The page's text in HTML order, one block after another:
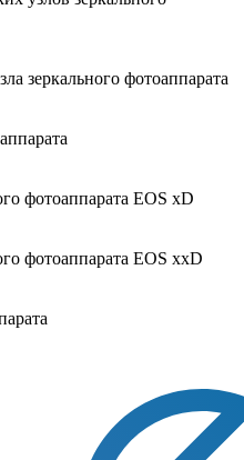
зеркального фотоаппарата
фотоаппарата EOS xD
фотоаппарата EOS xxD